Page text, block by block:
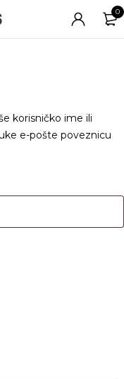
0
korisničko ime ili
e-pošte poveznicu